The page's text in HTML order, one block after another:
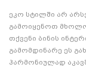
ეკო სტილში არ
გამოიყენოთ
თქვენი ბინის
გამომდინარე ეს
ჰარმონიულად